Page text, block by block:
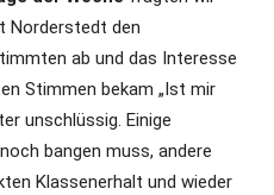
Norderstedt den
ab und das Interesse
Stimmen bekam „Ist mir
unschlüssig. Einige
bangen muss, andere
Klassenerhalt und wieder